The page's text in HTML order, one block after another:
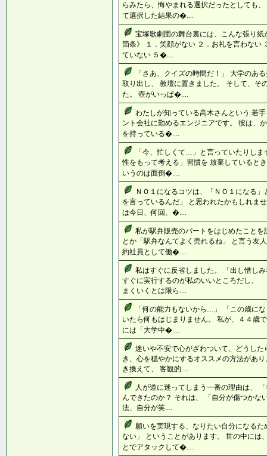
らみたら、悔やまれる選択だったとしても
て選択した結果の�....
宝塚歌劇団の舞台裏には、こんな張り
箇条》 １．笑顔がない ２．お礼を言わない
ていない ５�....
「さあ、クイズの時間だ！」 大学のあ
取り出し、 教壇に置きました。 そして、そ
た。 壺がいっぱ�....
わたしが知っている高木さんという 若
ント会社に勤めるエンジニアです。 彼は、
を持っている�....
「今、忙しくて…」と言っていたりし
性をもって考える」習慣を 放棄していると
いうのは面倒�....
ＮＯ１になるコツは、「ＮＯ１になる
を言っているんだ」 と思われたかもしれま
は今日、何回、�....
私が駅弁販売のパートをはじめたこと
とか「駅弁なんてよく売れるね」 と言う友
約社員として働�....
私はすぐに反省しました。 「出し惜し
すぐに実行するのが私のいいところだし、
まくいくとは限ら....
「何の能力もないから…」 「この歳に
いたら何もはじまりません。 私が、４４歳
には「大学中�....
迷いや不安で心がざわついて、どうし
き、心を穏やかにするオススメの方法があ
き換えて、 客観的....
人が道に迷ってしまう一番の理由は、
んできたのか？ それは、 「自分が傷つかな
法、自分が笑....
願いを実現する、なりたい自分になる
ない」 ということがあります。 世の中には
とでアタックして�....